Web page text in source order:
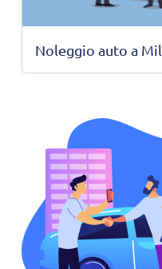
Noleggio auto a